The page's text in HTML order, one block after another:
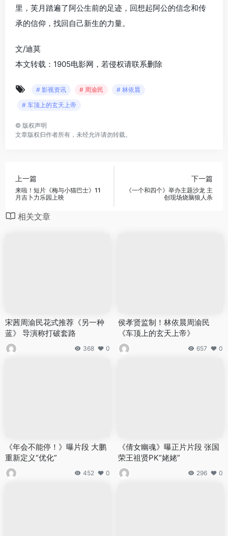
里，芙月踏遍了阿公生前的足迹，回想起阿公的信念和传
承的信仰，找回自己新生的力量。
文/迪莫
本文转载：1905电影网，若侵权请联系删除
# 影视资讯 # 周渝民
# 林依晨
# 车顶上的玄天上帝
© 版权声明
文章版权归作者所有，未经允许请勿转载。
上一篇
来啦！短片《梅与小猫巴士》11
月吉卜力乐园上映
下一篇
《一个和四个》举办主题沙龙 主
创现场烧脑狼人杀
相关文章
宋茜周渝民花式推荐《另一种
蓝》 导演称打破套路
368 0
侯孝贤监制！林依晨周渝民
《车顶上的玄天上帝》
657 0
《年会不能停！》曝片段 大鹏
重新定义“优化”
452 0
《倩女幽魂》曝正片片段 张国
荣王祖贤PK“姥姥”
296 0